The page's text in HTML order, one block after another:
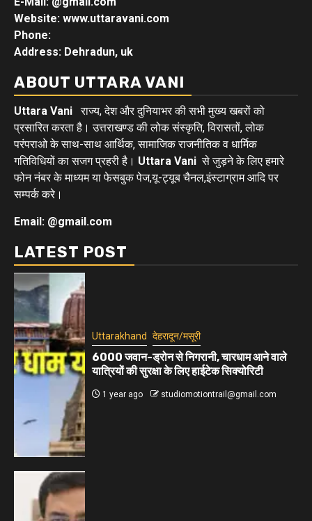
Website: www.uttaravani.com
Phone:
Address: Dehradun, uk
ABOUT UTTARA VANI
Uttara Vani राज्य, देश और दुनियाभर की सभी मुख्य खबरों को
प्रसारित करता है। उत्तराखण्ड की लोक संस्कृति, विरासतों, लोक
परंपराओ के साथ-साथ आर्थिक, सामाजिक राजनीतिक व धार्मिक
गतिविधियों का सजग प्रहरी है। Uttara Vani से जुड़ने के लिए हमारे
फोन नंबर के माध्यम या फेसबुक पेज,यू-ट्यूब चैनल,इंस्टाग्राम आदि पर
सम्पर्क करे।
Email: @gmail.com
LATEST POST
Uttarakhand देहरादून/मसूरी
6000 जवान-ड्रोन से निगरानी, चारधाम आने वाले
यात्रियों की सुरक्षा के लिए हाईटेक सिक्योरिटी
1 year ago studiomotiontrail@gmail.com